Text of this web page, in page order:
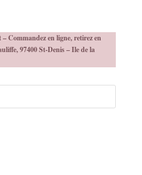
Commandez en ligne, retirez en
97400 St-Denis – Ile de la